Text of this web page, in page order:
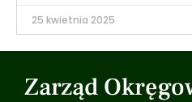
25 kwietnia 2025
Zarząd